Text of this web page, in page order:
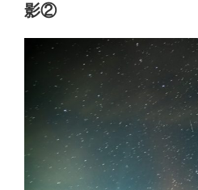
日
流
群
撮
影”
影②